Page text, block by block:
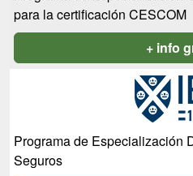
para la certificación CESCOM
+ info
Programa de Especialización
Seguros